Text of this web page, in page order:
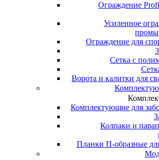
Ограждение
Усиленное
Ограждение для
Сетка с
Ворота и калитки для
Комплектующие для
Колпаки и
Планки П-образные